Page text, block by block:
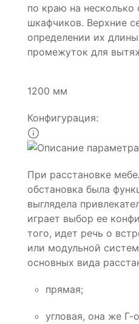
по краю на несколько
шкафчиков. Верхние
определении их
промежуток для
1200 мм
Конфигурация:
При расстановке
обстановка была
выглядела
играет выбор ее
того, идет речь о
или модульной
основных вида
прямая;
угловая, она же Г-